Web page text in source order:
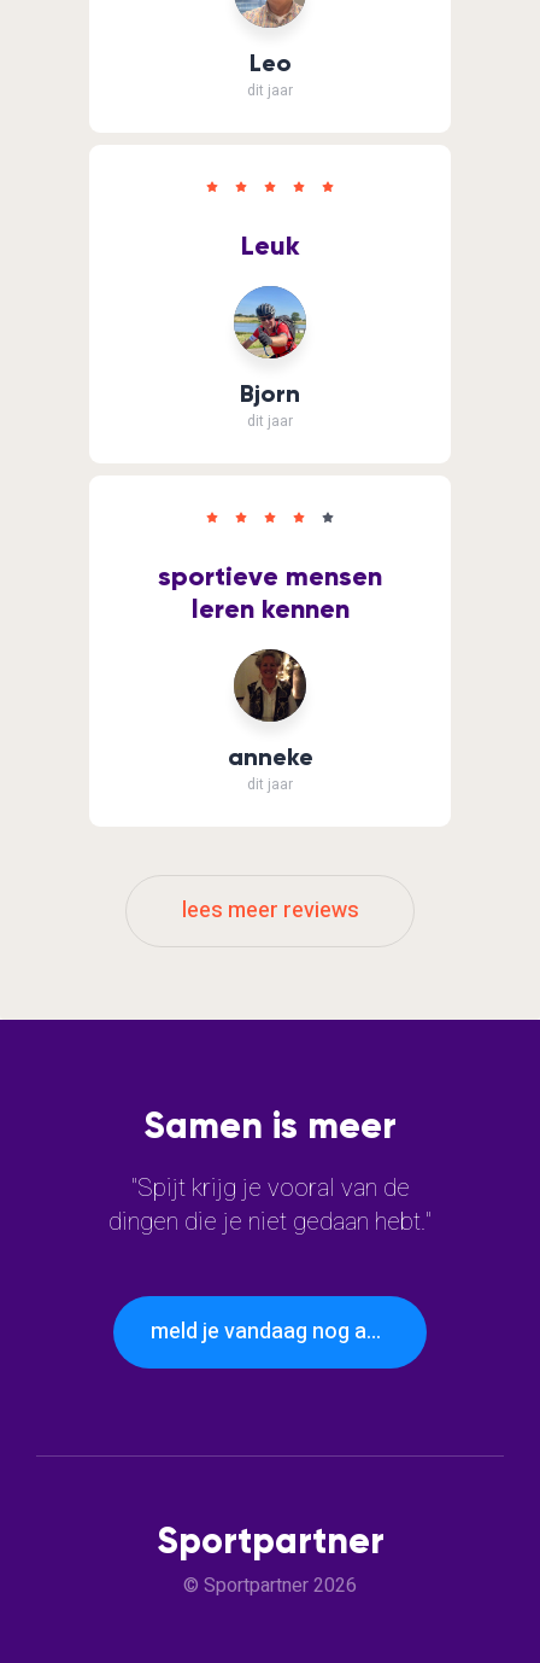
Leo
dit jaar
Bjorn
dit jaar
Leuk
anneke
dit jaar
sportieve mensen
leren kennen
lees meer reviews
Samen is meer
"Spijt krijg je vooral van de
dingen die je niet gedaan hebt."
meld je vandaag nog aan
Sportpartner
© Sportpartner 2026